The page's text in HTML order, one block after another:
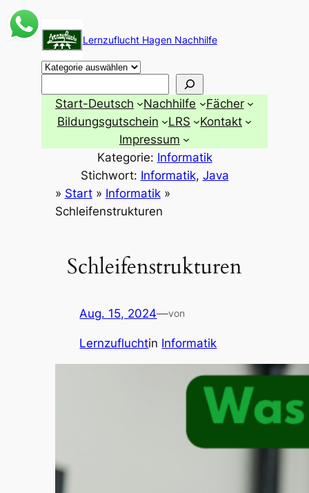
Zum
Inhalt
springen
Lernzuflucht Hagen Nachhilfe
Start-Deutsch Nachhilfe
Fächer
Bildungsgutschein
LRS
Kontakt
Impressum
Kategorie: Informatik
Stichwort: Informatik, Java
» Start» Informatik»
Schleifenstrukturen
Schleifenstrukturen
Aug. 15, 2024—von
Lernzufluchtin Informatik